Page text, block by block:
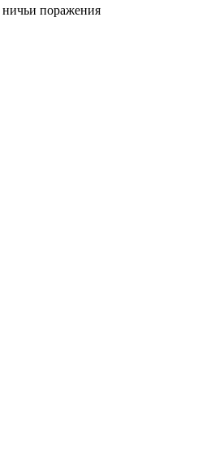
ничьи поражения